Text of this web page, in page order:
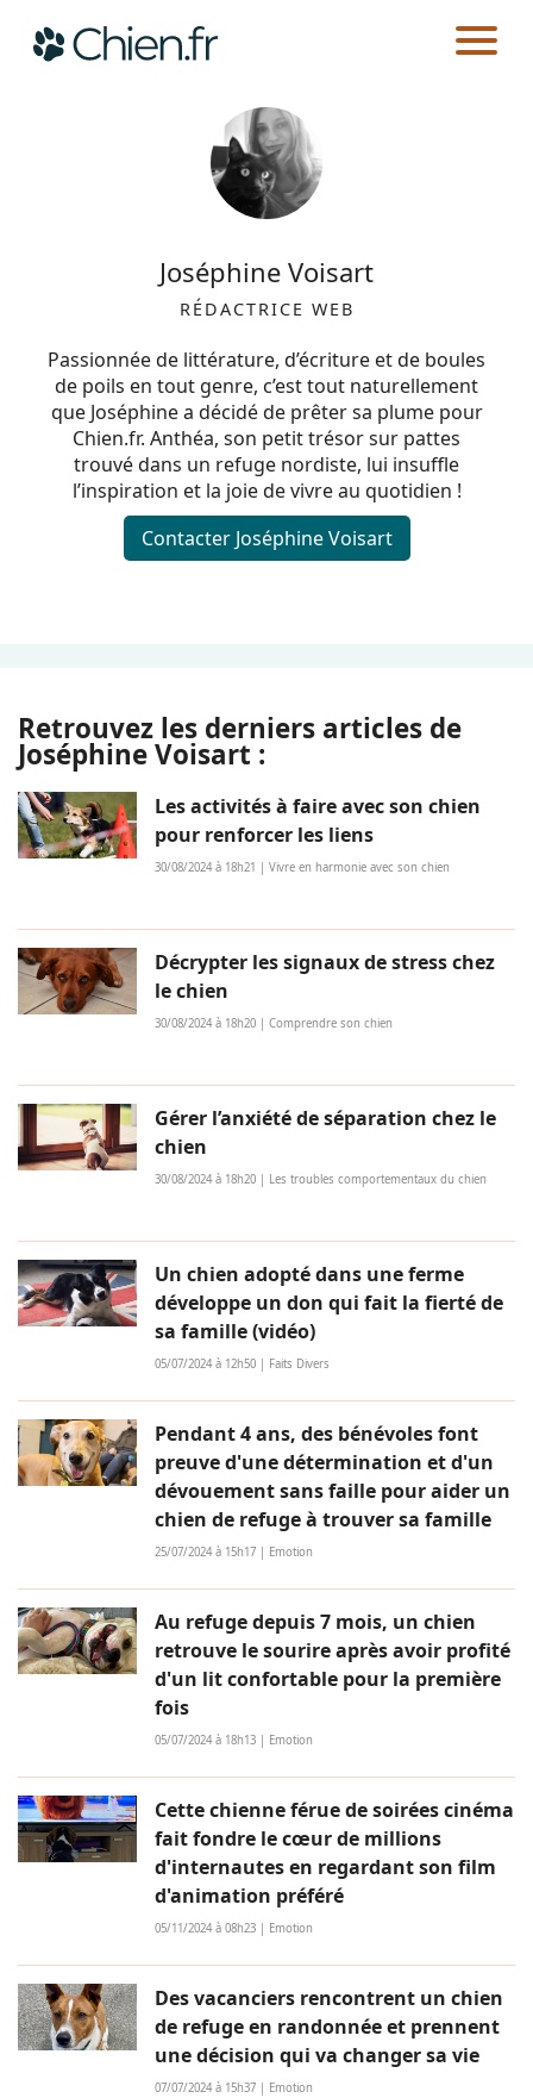
Actualités
Races
Guides
CHIEN.FR AUTEURS
Joséphine Voisart
RÉDACTRICE WEB
Passionnée de littérature, d’écriture et de boules
de poils en tout genre, c’est tout naturellement
que Joséphine a décidé de prêter sa plume pour
Chien.fr. Anthéa, son petit trésor sur pattes
trouvé dans un refuge nordiste, lui insuffle
l’inspiration et la joie de vivre au quotidien !
Contacter Joséphine Voisart
Retrouvez les derniers articles de
Joséphine Voisart :
Les activités à faire avec son chien
pour renforcer les liens
30/08/2024 à 18h21 | Vivre en harmonie avec son chien
Décrypter les signaux de stress chez
le chien
30/08/2024 à 18h20 | Comprendre son chien
Gérer l’anxiété de séparation chez le
chien
30/08/2024 à 18h20 | Les troubles comportementaux du chien
Un chien adopté dans une ferme
développe un don qui fait la fierté de
sa famille (vidéo)
05/07/2024 à 12h50 | Faits Divers
Pendant 4 ans, des bénévoles font
preuve d'une détermination et d'un
dévouement sans faille pour aider un
chien de refuge à trouver sa famille
25/07/2024 à 15h17 | Emotion
Au refuge depuis 7 mois, un chien
retrouve le sourire après avoir profité
d'un lit confortable pour la première
fois
05/07/2024 à 18h13 | Emotion
Cette chienne férue de soirées cinéma
fait fondre le cœur de millions
d'internautes en regardant son film
d'animation préféré
05/11/2024 à 08h23 | Emotion
Des vacanciers rencontrent un chien
de refuge en randonnée et prennent
une décision qui va changer sa vie
07/07/2024 à 15h37 | Emotion